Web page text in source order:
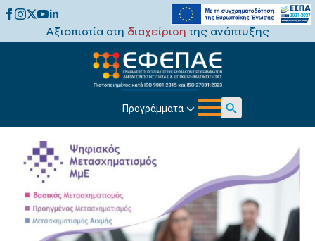
Αξιοπιστία στη διαχείριση της ανάπτυξης
Προγράμματα
Search